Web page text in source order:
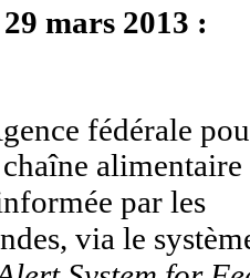
mars 2013 :
fédérale
alimentaire
par les
via le